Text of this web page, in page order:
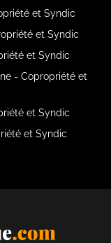
et Syndic
et Syndic
et Syndic
- Copropriété et
et Syndic
et Syndic